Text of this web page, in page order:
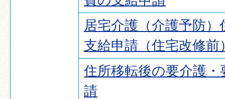
居宅介護（介護予防）
支給申請（住宅改修前
住所移転後の要介護・
請